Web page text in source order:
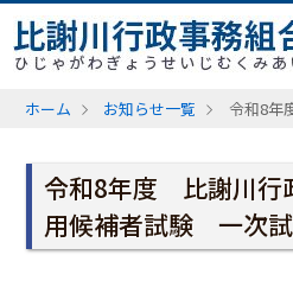
ホーム お知らせ一覧 令和8年
令和8年度 比謝川行
用候補者試験 一次